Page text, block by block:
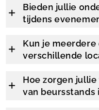
Bieden jullie
tijdens
Kun je
verschillende
Hoe zorgen
van beursstands